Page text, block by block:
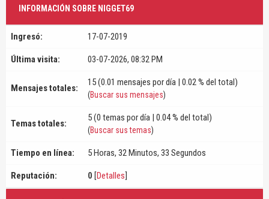
INFORMACIÓN SOBRE NIGGET69
Ingresó: 17-07-2019
Última visita: 03-07-2026, 08:32 PM
Mensajes totales:
15 (0.01 mensajes por día | 0.02 % del total)
(Buscar sus mensajes)
Temas totales:
5 (0 temas por día | 0.04 % del total)
(Buscar sus temas)
Tiempo en línea: 5 Horas, 32 Minutos, 33 Segundos
Reputación: 0 [Detalles]